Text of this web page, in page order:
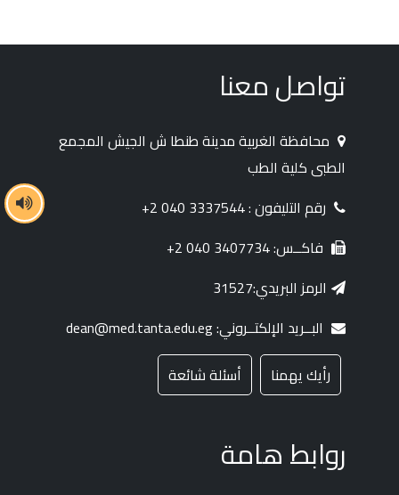
تواصل معنا
محافظة الغربية مدينة طنطا ش الجيش المجمع
الطبى كلية الطب
رقم التليفون : 3337544 040 2+
فاكــس: 3407734 040 2+
الرمز البريدي:31527
البــريد الإلكتــروني: dean@med.tanta.edu.eg
رأيك يهمنا
أسئلة شائعة
روابط هامة